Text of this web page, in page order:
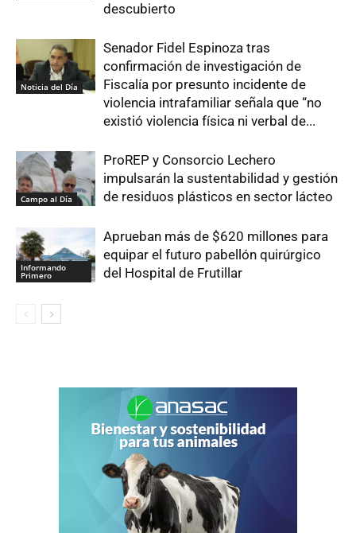
descubierto
Noticia del Día
Senador Fidel Espinoza tras
confirmación de investigación de
Fiscalía por presunto incidente de
violencia intrafamiliar señala que “no
existió violencia física ni verbal de...
Campo al Día
ProREP y Consorcio Lechero
impulsarán la sustentabilidad y gestión
de residuos plásticos en sector lácteo
Informando
Primero
Aprueban más de $620 millones para
equipar el futuro pabellón quirúrgico
del Hospital de Frutillar